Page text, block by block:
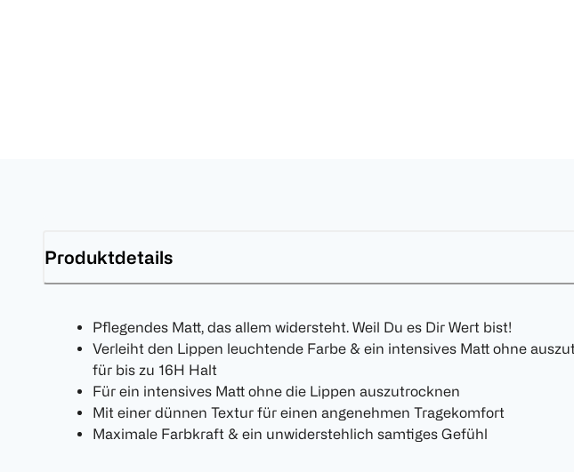
Produktdetails
Pflegendes Matt, das allem widersteht. Weil Du es Dir Wert bist!
Verleiht den Lippen leuchtende Farbe & ein intensives Matt ohne
für bis zu 16H Halt
Für ein intensives Matt ohne die Lippen auszutrocknen
Mit einer dünnen Textur für einen angenehmen Tragekomfort
Maximale Farbkraft & ein unwiderstehlich samtiges Gefühl